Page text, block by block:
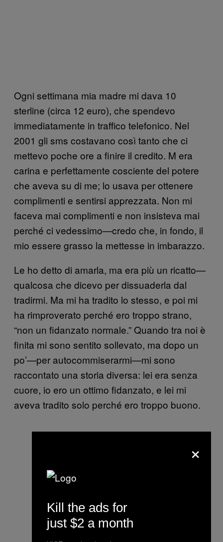
Ogni settimana mia madre mi dava 10
sterline (circa 12 euro), che spendevo
immediatamente in traffico telefonico. Nel
2001 gli sms costavano così tanto che ci
mettevo poche ore a finire il credito. M era
carina e perfettamente cosciente del potere
che aveva su di me; lo usava per ottenere
complimenti e sentirsi apprezzata. Non mi
faceva mai complimenti e non insisteva mai
perché ci vedessimo—credo che, in fondo, il
mio essere grasso la mettesse in imbarazzo.
Le ho detto di amarla, ma era più un ricatto—
qualcosa che dicevo per dissuaderla dal
tradirmi. Ma mi ha tradito lo stesso, e poi mi
ha rimproverato perché ero troppo strano,
“non un fidanzato normale.” Quando tra noi è
finita mi sono sentito sollevato, ma dopo un
po’—per autocommiserarmi—mi sono
raccontato una storia diversa: lei era senza
cuore, io ero un ottimo fidanzato, e lei mi
aveva tradito solo perché ero troppo buono.
×
Kill the ads for
just $2 a month